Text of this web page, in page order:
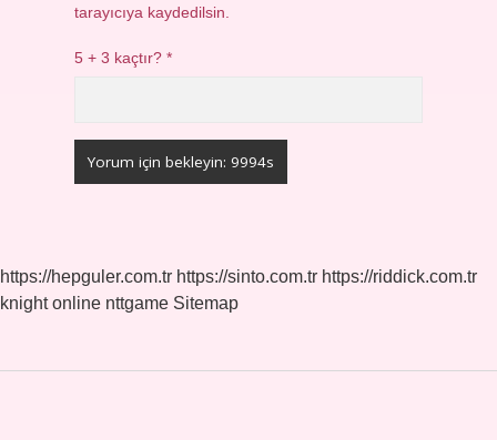
tarayıcıya kaydedilsin.
5 + 3 kaçtır?*
https://hepguler.com.tr https://sinto.com.tr https://riddick.com.tr
knight online nttgame Sitemap